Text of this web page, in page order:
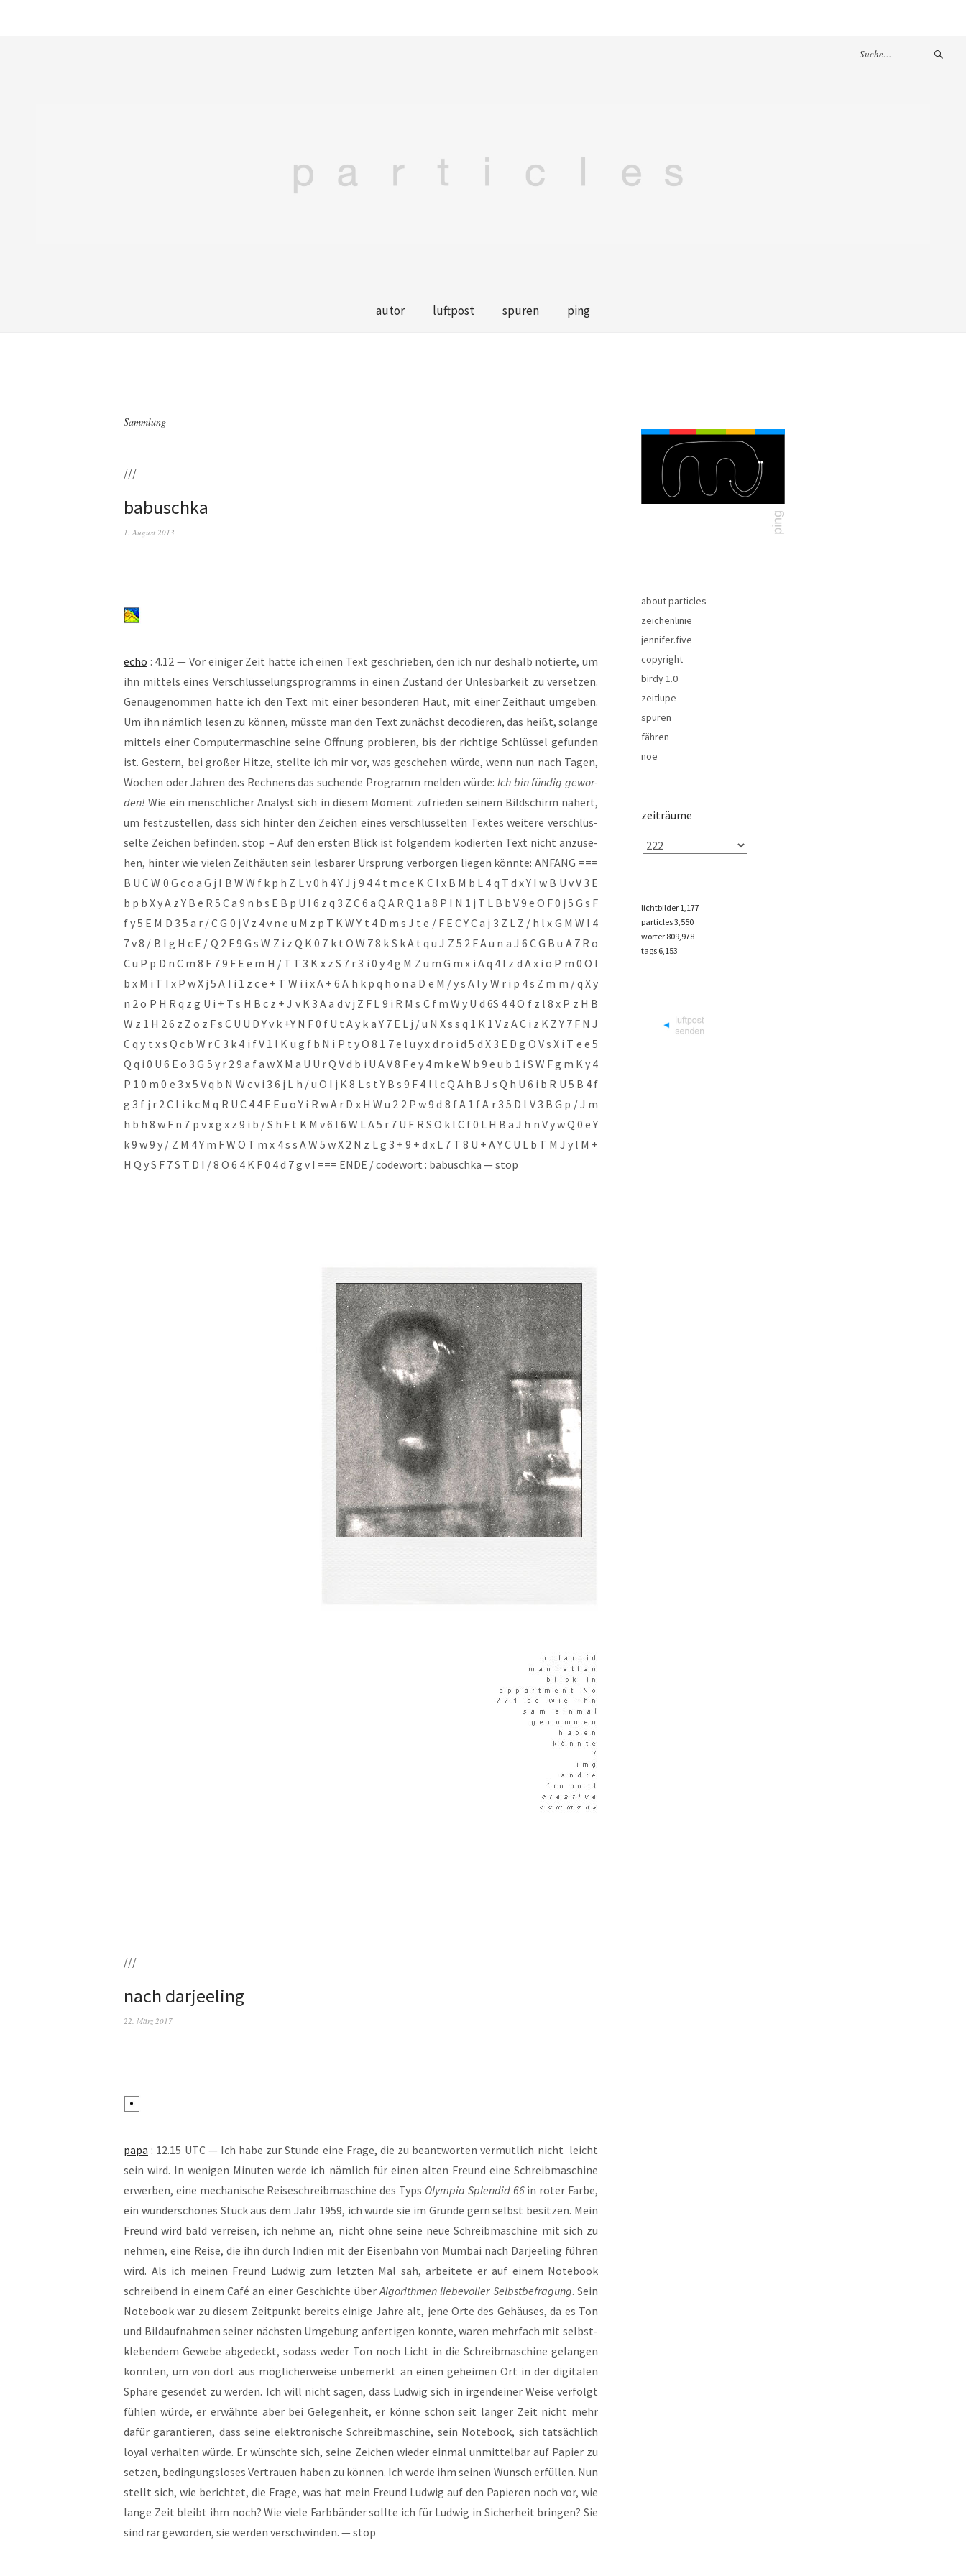
autor luftpost spuren ping
Sammlung
///
babuschka
1. August 2013
echo : 4.12 — Vor eini­ger Zeit hat­te ich einen Text geschrie­ben, den ich nur des­halb notier­te, um
ihn mit­tels eines Ver­schlüs­se­lungs­pro­gramms in einen Zustand der Unles­bar­keit zu ver­set­zen.
Genau­ge­nom­men hat­te ich den Text mit einer beson­de­ren Haut, mit einer Zeit­haut umge­ben.
Um ihn näm­lich lesen zu kön­nen, müss­te man den Text zunächst deco­die­ren, das heißt, solan­ge
mit­tels einer Com­pu­ter­ma­schi­ne sei­ne Öff­nung pro­bie­ren, bis der rich­ti­ge Schlüs­sel gefun­den
ist. Ges­tern, bei gro­ßer Hit­ze, stell­te ich mir vor, was gesche­hen wür­de, wenn nun nach Tagen,
Wochen oder Jah­ren des Rech­nens das suchen­de Pro­gramm mel­den wür­de: Ich bin fün­dig gewor­
den! Wie ein mensch­li­cher Ana­lyst sich in die­sem Moment zufrie­den sei­nem Bild­schirm nähert,
um fest­zu­stel­len, dass sich hin­ter den Zei­chen eines ver­schlüs­sel­ten Tex­tes wei­te­re ver­schlüs­
sel­te Zei­chen befin­den. stop – Auf den ers­ten Blick ist fol­gen­dem kodier­ten Text nicht anzu­se­
hen, hin­ter wie vie­len Zeit­häu­ten sein les­ba­rer Ursprung ver­bor­gen lie­gen könn­te: ANFANG ===
B U C W 0 G c o a G j I B W W f k p h Z L v 0 h 4 Y J j 9 4 4 t m c e K C l x B M b L 4 q T d x Y I w B U v V 3 E
b p b X y A z Y B e R 5 C a 9 n b s E B p U I 6 z q 3 Z C 6 a Q A R Q 1 a 8 P I N 1 j T L B b V 9 e O F 0 j 5 G s F
f y 5 E M D 3 5 a r / C G 0 j V z 4 v n e u M z p T K W Y t 4 D m s J t e / F E C Y C a j 3 Z L Z / h l x G M W I 4
7 v 8 / B I g H c E / Q 2 F 9 G s W Z i z Q K 0 7 k t O W 7 8 k S k A t q u J Z 5 2 F A u n a J 6 C G B u A 7 R o
C u P p D n C m 8 F 7 9 F E e m H / T T 3 K x z S 7 r 3 i 0 y 4 g M Z u m G m x i A q 4 l z d A x i o P m 0 O I
b x M i T I x P w X j 5 A I i 1 z c e + T W i i x A + 6 A h k p q h o n a D e M / y s A l y W r i p 4 s Z m m / q X y
n 2 o P H R q z g U i + T s H B c z + J v K 3 A a d v j Z F L 9 i R M s C f m W y U d 6S 4 4 O f z l 8 x P z H B
W z 1 H 2 6 z Z o z F s C U U D Y v k +Y N F 0 f U t A y k a Y 7 E L j / u N X s s q 1 K 1 V z A C i z K Z Y 7 F N J
C q y t x s Q c b W r C 3 k 4 i f V 1 l K u g f b N i P t y O 8 1 7 e l u y x d r o i d 5 d X 3 E D g O V s X i T e e 5
Q q i 0 U 6 E o 3 G 5 y r 2 9 a f a w X M a U U r Q V d b i U A V 8 F e y 4 m k e W b 9 e u b 1 i S W F g m K y 4
P 1 0 m 0 e 3 x 5 V q b N W c v i 3 6 j L h / u O I j K 8 L s t Y B s 9 F 4 l l c Q A h B J s Q h U 6 i b R U 5 B 4 f
g 3 f j r 2 C I i k c M q R U C 4 4 F E u o Y i R w A r D x H W u 2 2 P w 9 d 8 f A 1 f A r 3 5 D l V 3 B G p / J m
h b h 8 w F n 7 p v x g x z 9 i b / S h F t K M v 6 l 6 W L A 5 r 7 U F R S O k l C f 0 L H B a J h n V y w Q 0 e Y
k 9 w 9 y / Z M 4 Y m F W O T m x 4 s s A W 5 w X 2 N z L g 3 + 9 + d x L 7 T 8 U + A Y C U L b T M J y l M +
H Q y S F 7 S T D I / 8 O 6 4 K F 0 4 d 7 g v I === ENDE / code­wort : babusch­ka — stop
///
nach darjeeling
22. März 2017
papa : 12.15 UTC — Ich habe zur Stun­de eine Fra­ge, die zu beant­wor­ten ver­mut­lich nicht leicht
sein wird. In weni­gen Minu­ten wer­de ich näm­lich für einen alten Freund eine Schreib­ma­schi­ne
erwer­ben, eine mecha­ni­sche Rei­se­schreib­ma­schi­ne des Typs Olym­pia Sple­ndid 66in roter Far­be,
ein wun­der­schö­nes Stück aus dem Jahr 1959, ich wür­de sie im Grun­de gern selbst besit­zen. Mein
Freund wird bald ver­rei­sen, ich neh­me an, nicht ohne sei­ne neue Schreib­ma­schi­ne mit sich zu
neh­men, eine Rei­se, die ihn durch Indi­en mit der Eisen­bahn von Mum­bai nach Dar­jee­ling füh­ren
wird. Als ich mei­nen Freund Lud­wig zum letz­ten Mal sah, arbei­te­te er auf einem Note­book
schrei­bend in einem Café an einer Geschich­te überAlgo­rith­men lie­be­vol­ler Selbst­be­fra­gung. Sein
Note­book war zu die­sem Zeit­punkt bereits eini­ge Jah­re alt, jene Orte des Gehäu­ses, da es Ton
und Bild­auf­nah­men sei­ner nächs­ten Umge­bung anfer­ti­gen konn­te, waren mehr­fach mit selbst­
kle­ben­dem Gewe­be abge­deckt, sodass weder Ton noch Licht in die Schreib­ma­schi­ne gelan­gen
konn­ten, um von dort aus mög­li­cher­wei­se unbe­merkt an einen gehei­men Ort in der digi­ta­len
Sphä­re gesen­det zu wer­den. Ich will nicht sagen, dass Lud­wig sich in irgend­ei­ner Wei­se ver­folgt
füh­len wür­de, er erwähn­te aber bei Gele­gen­heit, er kön­ne schon seit lan­ger Zeit nicht mehr
dafür garan­tie­ren, dass sei­ne elek­tro­ni­sche Schreib­ma­schi­ne, sein Note­book, sich tat­säch­lich
loy­al ver­hal­ten wür­de. Er wünsch­te sich, sei­ne Zei­chen wie­der ein­mal unmit­tel­bar auf Papier zu
set­zen, bedin­gungs­lo­ses Ver­trau­en haben zu kön­nen. Ich wer­de ihm sei­nen Wunsch erfül­len. Nun
stellt sich, wie berich­tet, die Fra­ge, was hat mein Freund Lud­wig auf den Papie­ren noch vor, wie
lan­ge Zeit bleibt ihm noch? Wie vie­le Farb­bän­der soll­te ich für Lud­wig in Sicher­heit brin­gen? Sie
sind rar gewor­den, sie wer­den ver­schwin­den. — stop
about particles
zeichenlinie
jennifer.five
copyright
birdy 1.0
zeitlupe
spuren
fähren
noe
zeiträume
lichtbilder 1,177
particles3,550
wörter 809,978
tags 6,153